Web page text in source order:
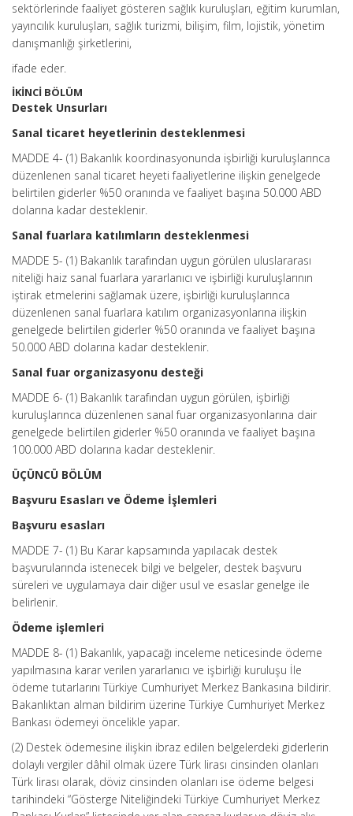
sektörlerinde faaliyet gösteren sağlık kuruluşları, eğitim kurumlan,
yayıncılık kuruluşları, sağlık turizmi, bilişim, film, lojistik, yönetim
danışmanlığı şirketlerini,
ifade eder.
İKİNCİ BÖLÜM
Destek Unsurları
Sanal ticaret heyetlerinin desteklenmesi
MADDE 4- (1) Bakanlık koordinasyonunda işbirliği kuruluşlarınca
düzenlenen sanal ticaret heyeti faaliyetlerine ilişkin genelgede
belirtilen giderler %50 oranında ve faaliyet başına 50.000 ABD
dolarına kadar desteklenir.
Sanal fuarlara katılımların desteklenmesi
MADDE 5- (1) Bakanlık tarafından uygun görülen uluslararası
niteliği haiz sanal fuarlara yararlanıcı ve işbirliği kuruluşlarının
iştirak etmelerini sağlamak üzere, işbirliği kuruluşlarınca
düzenlenen sanal fuarlara katılım organizasyonlarına ilişkin
genelgede belirtilen giderler %50 oranında ve faaliyet başına
50.000 ABD dolarına kadar desteklenir.
Sanal fuar organizasyonu desteği
MADDE 6- (1) Bakanlık tarafından uygun görülen, işbirliği
kuruluşlarınca düzenlenen sanal fuar organizasyonlarına dair
genelgede belirtilen giderler %50 oranında ve faaliyet başına
100.000 ABD dolarına kadar desteklenir.
ÜÇÜNCÜ BÖLÜM
Başvuru Esasları ve Ödeme İşlemleri
Başvuru esasları
MADDE 7- (1) Bu Karar kapsamında yapılacak destek
başvurularında istenecek bilgi ve belgeler, destek başvuru
süreleri ve uygulamaya dair diğer usul ve esaslar genelge ile
belirlenir.
Ödeme işlemleri
MADDE 8- (1) Bakanlık, yapacağı inceleme neticesinde ödeme
yapılmasına karar verilen yararlanıcı ve işbirliği kuruluşu İle
ödeme tutarlarını Türkiye Cumhuriyet Merkez Bankasına bildirir.
Bakanlıktan alman bildirim üzerine Türkiye Cumhuriyet Merkez
Bankası ödemeyi öncelikle yapar.
(2) Destek ödemesine ilişkin ibraz edilen belgelerdeki giderlerin
dolaylı vergiler dâhil olmak üzere Türk lirası cinsinden olanları
Türk lirası olarak, döviz cinsinden olanları ise ödeme belgesi
tarihindeki “Gösterge Niteliğindeki Türkiye Cumhuriyet Merkez